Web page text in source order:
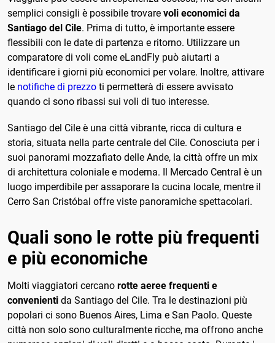
semplici consigli è possibile trovare voli economici da
Santiago del Cile. Prima di tutto, è importante essere
flessibili con le date di partenza e ritorno. Utilizzare un
comparatore di voli come eLandFly può aiutarti a
identificare i giorni più economici per volare. Inoltre, attivare
le notifiche di prezzo ti permetterà di essere avvisato
quando ci sono ribassi sui voli di tuo interesse.
Santiago del Cile è una città vibrante, ricca di cultura e
storia, situata nella parte centrale del Cile. Conosciuta per i
suoi panorami mozzafiato delle Ande, la città offre un mix
di architettura coloniale e moderna. Il Mercado Central è un
luogo imperdibile per assaporare la cucina locale, mentre il
Cerro San Cristóbal offre viste panoramiche spettacolari.
Quali sono le rotte più frequenti
e più economiche
Molti viaggiatori cercano rotte aeree frequenti e
convenienti da Santiago del Cile. Tra le destinazioni più
popolari ci sono Buenos Aires, Lima e San Paolo. Queste
città non solo sono culturalmente ricche, ma offrono anche